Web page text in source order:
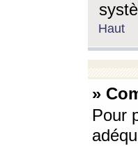
Haut
»
Pour